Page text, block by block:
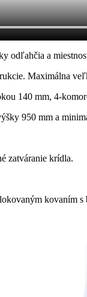
odľahčia a
Maximálna
140 mm, 4-
950 mm a
zatváranie krídla.
kovaním s